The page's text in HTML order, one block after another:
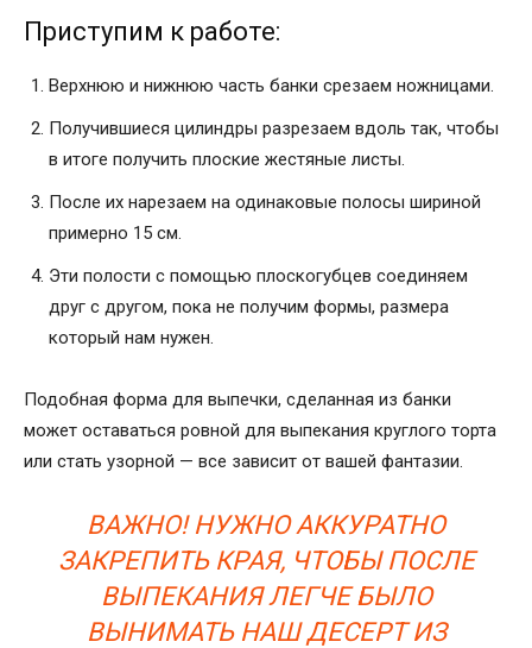
Приступим к работе:
Верхнюю и нижнюю часть банки срезаем ножницами.
Получившиеся цилиндры разрезаем вдоль так, чтобы
в итоге получить плоские жестяные листы.
После их нарезаем на одинаковые полосы шириной
примерно 15 см.
Эти полости с помощью плоскогубцев соединяем
друг с другом, пока не получим формы, размера
который нам нужен.
Подобная форма для выпечки, сделанная из банки
может оставаться ровной для выпекания круглого торта
или стать узорной — все зависит от вашей фантазии.
ВАЖНО! НУЖНО АККУРАТНО
ЗАКРЕПИТЬ КРАЯ, ЧТОБЫ ПОСЛЕ
ВЫПЕКАНИЯ ЛЕГЧЕ БЫЛО
ВЫНИМАТЬ НАШ ДЕСЕРТ ИЗ